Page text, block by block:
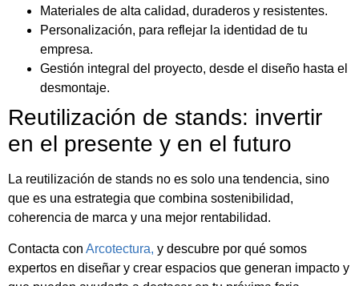
Materiales de alta calidad, duraderos y resistentes.
Personalización, para reflejar la identidad de tu
empresa.
Gestión integral del proyecto, desde el diseño hasta el
desmontaje.
Reutilización de stands: invertir
en el presente y en el futuro
La reutilización de stands no es solo una tendencia, sino
que es una estrategia que combina sostenibilidad,
coherencia de marca y una mejor rentabilidad.
Contacta con Arcotectura, y descubre por qué somos
expertos en diseñar y crear espacios que generan impacto y